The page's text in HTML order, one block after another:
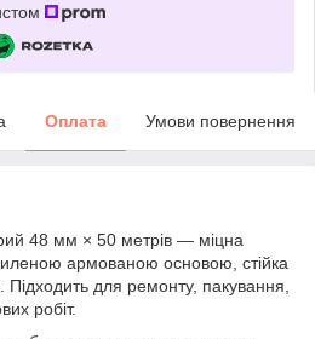
Оплата Умови повернення
48 мм × 50 метрів — міцна
армованою основою, стійка
Підходить для ремонту, пакування,
робіт.